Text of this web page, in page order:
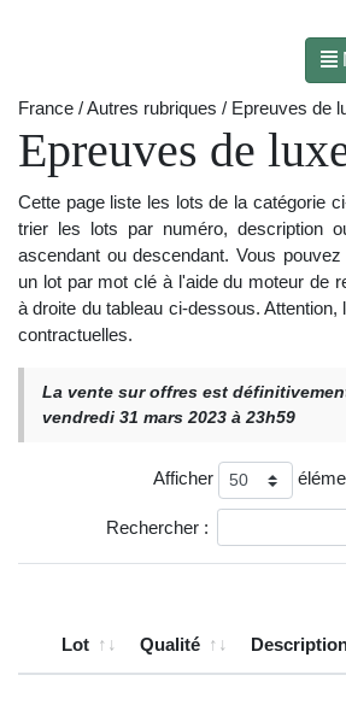
France / Autres rubriques / Epreuves de
Epreuves de
Cette page liste les lots de la catégorie
trier les lots par numéro, description
ascendant ou descendant. Vous
un lot par mot clé à l'aide du moteur de
à droite du tableau ci-dessous.
contractuelles.
La vente sur offres est
vendredi 31 mars 2023 à 23h59
Afficher
Rechercher :
Lot Qualité